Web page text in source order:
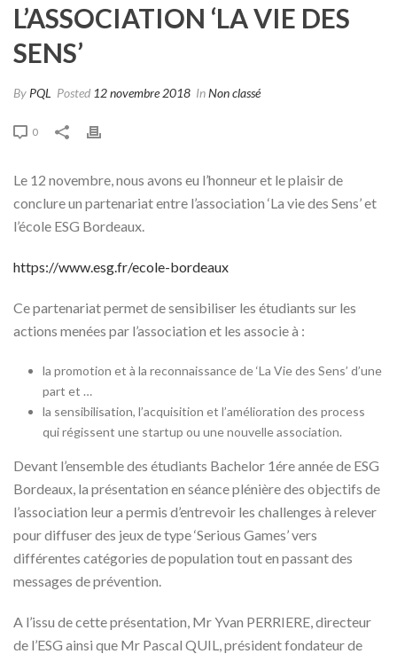
L’ASSOCIATION ‘LA VIE DES
SENS’
By PQL Posted 12 novembre 2018 InNon classé
0
Le 12 novembre, nous avons eu l’honneur et le plaisir de
conclure un partenariat entre l’association ‘La vie des Sens’ et
l’école ESG Bordeaux.
https://www.esg.fr/ecole-bordeaux
Ce partenariat permet de sensibiliser les étudiants sur les
actions menées par l’association et les associe à :
la promotion et à la reconnaissance de ‘La Vie des Sens’ d’une
part et …
la sensibilisation, l’acquisition et l’amélioration des process
qui régissent une startup ou une nouvelle association.
Devant l’ensemble des étudiants Bachelor 1ére année de ESG
Bordeaux, la présentation en séance plénière des objectifs de
l’association leur a permis d’entrevoir les challenges à relever
pour diffuser des jeux de type ‘Serious Games’ vers
différentes catégories de population tout en passant des
messages de prévention.
A l’issu de cette présentation, Mr Yvan PERRIERE, directeur
de l’ESG ainsi que Mr Pascal QUIL, président fondateur de